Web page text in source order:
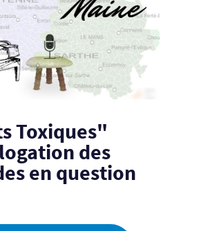
Toxiques"
des
en question